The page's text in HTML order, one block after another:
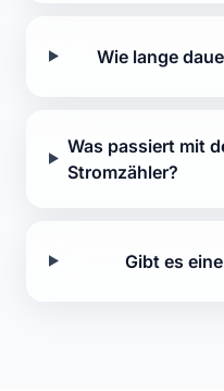
Wie lange
Was passiert mit
Stromzähler?
Gibt es